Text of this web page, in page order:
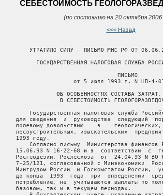
СЕБЕСТОИМОСТЬ
(по состоянию на 20 октября 2006
<<< Назад
УТРАТИЛО СИЛУ - ПИСЬМО МНС РФ ОТ
ГОСУДАРСТВЕННАЯ НАЛОГОВАЯ СЛУЖБА
                                  ПИСЬМО
от 5 июля 1993 г. N НП-4-
ОБ ОСОБЕННОСТЯХ СОСТАВА
В СЕБЕСТОИМОСТЬ
Государственная налоговая служба
для сведения  и  руководства  следующий
полевому довольствию    в
лесоустроительных, изыскательских
    1993 году.
Согласно письму  Министерства финансов
15.06.93 N 16-22-68 и в  соответствии  с
Росгеодезии, Рослесхоза  от  24.04.93 N
7-25/121, согласованной с Минэкономики
Минтрудом России  и Госкомстатом России,
до конца  1993  года  при  определении
потребление, не  учитываются выплаты по
    базовом, так и в текущем периодах.